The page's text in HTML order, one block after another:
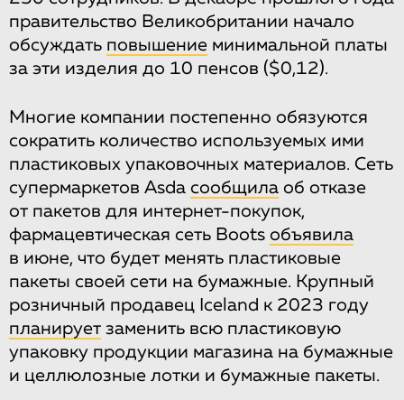
правительство Великобритании начало
обсуждать повышение минимальной платы
за эти изделия до 10 пенсов ($0,12).
Многие компании постепенно обязуются
сократить количество используемых ими
пластиковых упаковочных материалов. Сеть
супермаркетов Asda сообщила об отказе
от пакетов для интернет-покупок,
фармацевтическая сеть Boots объявила
в июне, что будет менять пластиковые
пакеты своей сети на бумажные. Крупный
розничный продавец Iceland к 2023 году
планирует заменить всю пластиковую
упаковку продукции магазина на бумажные
и целлюлозные лотки и бумажные пакеты.